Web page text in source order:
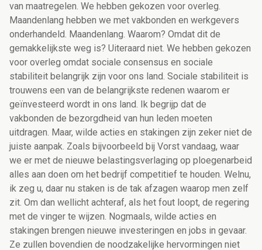
van maatregelen. We hebben gekozen voor overleg.
Maandenlang hebben we met vakbonden en werkgevers
onderhandeld. Maandenlang. Waarom? Omdat dit de
gemakkelijkste weg is? Uiteraard niet. We hebben gekozen
voor overleg omdat sociale consensus en sociale
stabiliteit belangrijk zijn voor ons land. Sociale stabiliteit is
trouwens een van de belangrijkste redenen waarom er
geïnvesteerd wordt in ons land. Ik begrijp dat de
vakbonden de bezorgdheid van hun leden moeten
uitdragen. Maar, wilde acties en stakingen zijn zeker niet de
juiste aanpak. Zoals bijvoorbeeld bij Vorst vandaag, waar
we er met de nieuwe belastingsverlaging op ploegenarbeid
alles aan doen om het bedrijf competitief te houden. Welnu,
ik zeg u, daar nu staken is de tak afzagen waarop men zelf
zit. Om dan wellicht achteraf, als het fout loopt, de regering
met de vinger te wijzen. Nogmaals, wilde acties en
stakingen brengen nieuwe investeringen en jobs in gevaar.
Ze zullen bovendien de noodzakelijke hervormingen niet